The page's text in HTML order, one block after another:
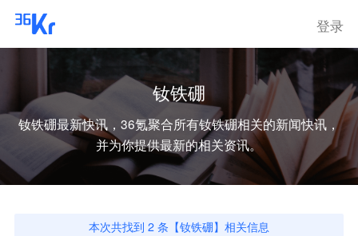
登录
钕铁硼
钕铁硼最新快讯，36氪聚合所有钕铁硼相关的新闻快讯，
并为你提供最新的相关资讯。
本次共找到 2 条【钕铁硼】相关信息